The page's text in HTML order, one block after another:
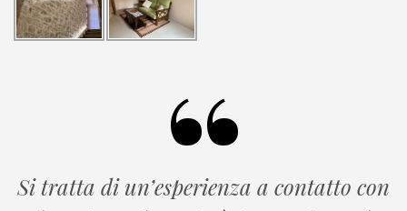
Si tratta di un’esperienza a contatto con